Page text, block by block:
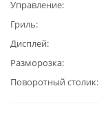
Управление
Гриль
Дисплей
Разморозка
Поворотный столик